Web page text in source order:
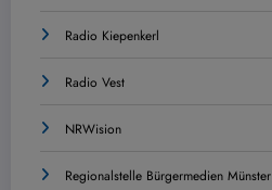
Radio Kiepenkerl
Radio Vest
NRWision
Regionalstelle Bürgermedien Münster